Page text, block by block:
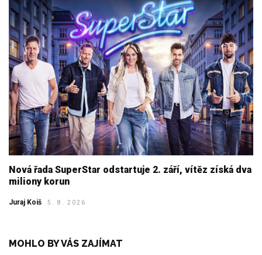
Nová řada SuperStar odstartuje 2. září, vítěz získá dva
miliony korun
Juraj Koiš 5. 8. 2026
MOHLO BY VÁS ZAJÍMAT